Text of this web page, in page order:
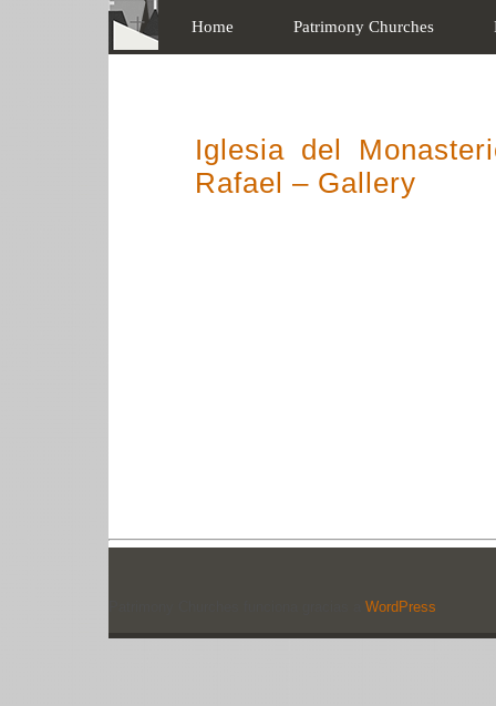
Home Patrimony Churches
Iglesia del
Rafael – Gallery
WordPress